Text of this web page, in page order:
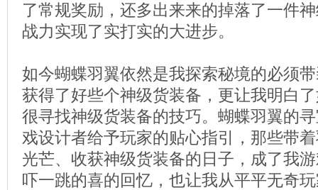
了常规奖励，还多出来来的掉落了一件
战力实现了实打实的大进步。
如今蝴蝶羽翼依然是我探索秘境的必须
获得了好些个神级货装备，更让我明白
很寻找神级货装备的技巧。蝴蝶羽翼的
戏设计者给予玩家的贴心指引，那些带
光芒、收获神级货装备的日子，成了我
吓一跳的喜的回忆，也让我从平平无奇